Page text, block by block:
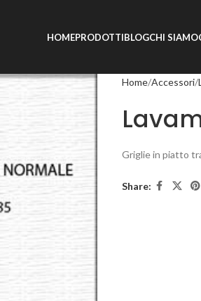
HOMEPRODOTTIBLOGCHI SIAMO
Home Accessori
Griglie in piatto
Share: